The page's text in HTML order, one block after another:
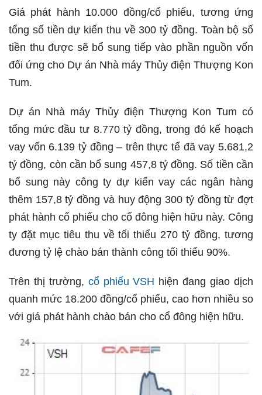
Giá phát hành 10.000 đồng/cổ phiếu, tương ứng
tổng số tiền dự kiến thu về 300 tỷ đồng. Toàn bộ số
tiền thu được sẽ bổ sung tiếp vào phần nguồn vốn
đối ứng cho Dự án Nhà máy Thủy điện Thượng Kon
Tum.
Dự án Nhà máy Thủy điện Thượng Kon Tum có
tổng mức đầu tư 8.770 tỷ đồng, trong đó kế hoạch
vay vốn 6.139 tỷ đồng – trên thực tế đã vay 5.681,2
tỷ đồng, còn cần bổ sung 457,8 tỷ đồng. Số tiền cần
bổ sung này công ty dự kiến vay các ngân hàng
thêm 157,8 tỷ đồng và huy động 300 tỷ đồng từ đợt
phát hành cổ phiếu cho cổ đông hiện hữu này. Công
ty đặt mục tiêu thu về tối thiểu 270 tỷ đồng, tương
đương tỷ lệ chào bán thành công tối thiểu 90%.
Trên thị trường, cổ phiếu VSH hiện đang giao dịch
quanh mức 18.200 đồng/cổ phiếu, cao hơn nhiều so
với giá phát hành chào bán cho cổ đông hiện hữu.